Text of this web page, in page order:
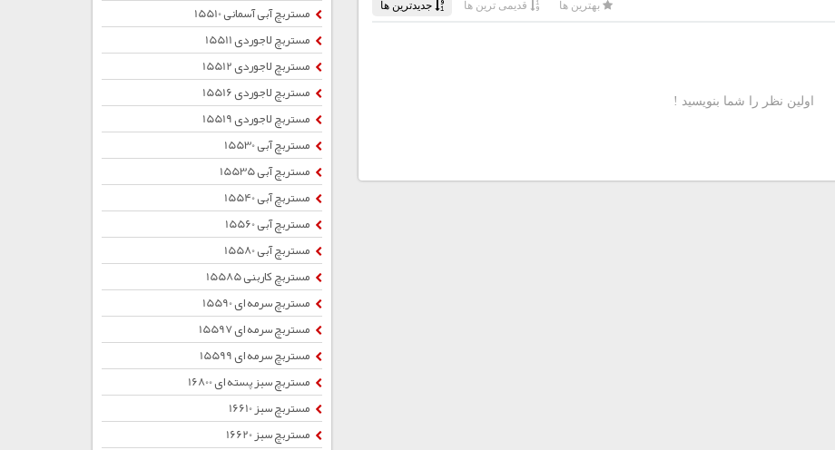
مستربچ آبی آسمانی 15510
مستربچ لاجوردی 15511
مستربچ لاجوردی 15512
مستربچ لاجوردی 15516
مستربچ لاجوردی 15519
مستربچ آبی 15530
مستربچ آبی 15535
مستربچ آبی 15540
مستربچ آبی 15560
مستربچ آبی 15580
مستربچ کاربنی 15585
مستربچ سرمه ای 15590
مستربچ سرمه ای 15597
مستربچ سرمه ای 15599
مستربچ سبز پسته ای 16800
مستربچ سبز 16610
مستربچ سبز 16620